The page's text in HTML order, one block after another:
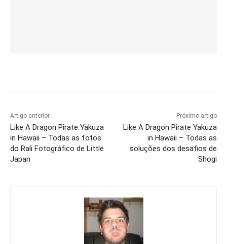
Artigo anterior
Like A Dragon Pirate Yakuza
in Hawaii – Todas as fotos
do Rali Fotográfico de Little
Japan
Próximo artigo
Like A Dragon Pirate Yakuza
in Hawaii – Todas as
soluções dos desafios de
Shogi